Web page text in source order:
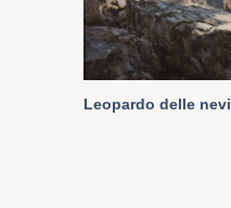
Leopardo delle nevi